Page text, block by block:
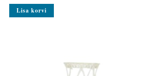
Lisa korvi